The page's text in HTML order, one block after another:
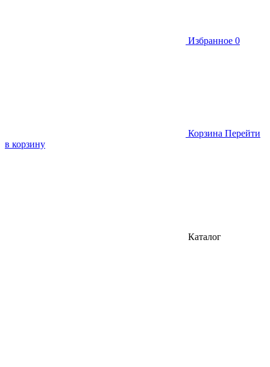
Избранное 0
Корзина Перейти
в корзину
Каталог